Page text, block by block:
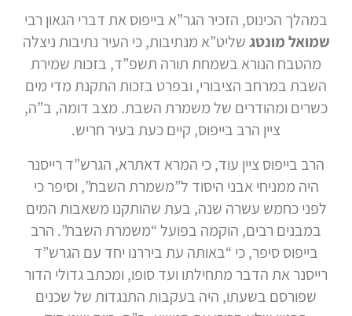
במהלך הכינוס, הזכיר הגר”א בייפוס את דברי הגאון רבי
שמואל מונטגשליט”א מנתיבות, כי העיר נתיבות ניצלה
מהטבח הנורא בשמחת תורה תשפ”ד, בזכות שמירת
השבת במרחב הציבורי, ובפרט בזכות התקנת מדי מים
כשרים ומהודרים של משמרת השבת. מצב דומה, ב”ה,
ציין הרב בייפוס, קיים כעת בעיר חריש.
הרב בייפוס ציין עוד, כי המרא דאתרא, הגרש”ד רייסנר
היה ממניחי אבני היסוד ל”משמרת השבת”, וסיפר כי
לפני כחמש עשרה שנה, בעת שהותקנו משאבות המים
במבנים רבים, הוקמה בפועל “משמרת השבת”. הרב
בייפוס סיפר, כי “באותה עת ביררנו יחד עם הגרש”ד
רייסנר את הדבר מתחילתו ועד סופו, ומכתב גדולי הדור
שפורסם בשעתו, היה בעקבות התנגדות של שכנים